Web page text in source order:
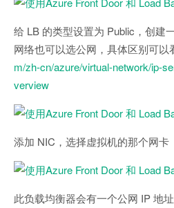
给 LB 的类型设置为 Public，创建
网络也可以选公网，具体区别可以
m/zh-cn/azure/virtual-network/ip-
verview
添加 NIC，选择虚拟机的那个网卡
此负载均衡器会有一个公网 IP 地